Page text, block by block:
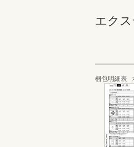
エク
梱包明細表